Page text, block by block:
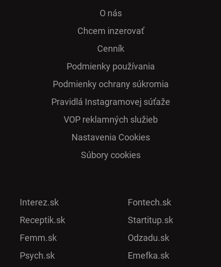
O nás
Chcem inzerovať
Cenník
Podmienky používania
Podmienky ochrany súkromia
Pra­vidlá Ins­ta­gra­mo­vej sú­ťaže
VOP reklamných služieb
Nastavenia Cookies
Súbory cookies
Interez.sk
Receptik.sk
Femm.sk
Psych.sk
Fontech.sk
Startitup.sk
Odzadu.sk
Emefka.sk